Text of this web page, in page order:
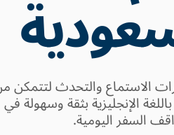
الاستماع والتحدث لتتمكن
الإنجليزية بثقة وسهولة في
السفر اليومية.